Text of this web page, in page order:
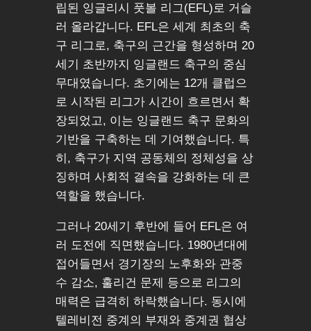
립된 잉글리시 풋볼 리그(EFL)로 거슬
러 올라갑니다. EFL은 세계 최초의 축
구 리그로, 축구의 근간을 형성하며 20
세기 초반까지 잉글랜드 축구의 중심
무대였습니다. 초기에는 12개 클럽으
로 시작된 리그가 시간이 흐르면서 확
장되었고, 이는 잉글랜드 축구 문화의
기반을 구축하는 데 기여했습니다. 특
히, 축구가 지역 공동체의 정체성을 상
징하며 사회적 결속을 강화하는 데 큰
역할을 했습니다.
그러나 20세기 후반에 들어 EFL은 여
러 도전에 직면했습니다. 1980년대에
접어들면서 경기장의 노후화와 관중
수 감소, 훌리건 문제 등으로 리그의
매력은 급격히 하락했습니다. 동시에
텔레비전 중계의 부재와 중계권 협상